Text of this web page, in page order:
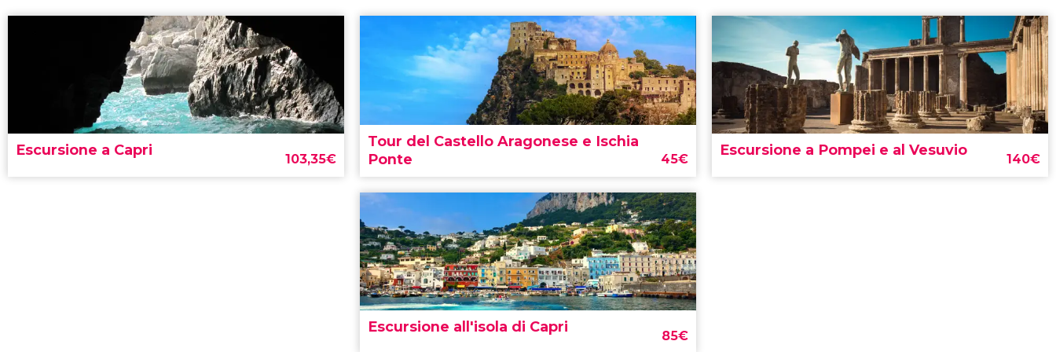
Escursione a Capri
103,35€
Tour del Castello Aragonese e Ischia
Ponte
45€
tour del Castello Aragonese e di
Escursione a Pompei e al Vesuvio
140€
Escursione all'isola di Capri
85€